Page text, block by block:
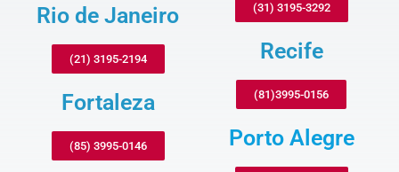
Rio de Janeiro
(21) 3195-2194
Fortaleza
(85) 3995-0146
(31) 3195-3292
Recife
(81)3995-0156
Porto Alegre